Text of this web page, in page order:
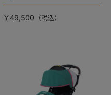
タンダードモデル。
￥49,500